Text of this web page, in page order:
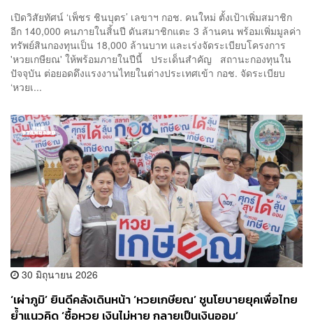
เปิดวิสัยทัศน์ ‘เพ็ชร ชินบุตร’ เลขาฯ กอช. คนใหม่ ตั้งเป้าเพิ่มสมาชิก
อีก 140,000 คนภายในสิ้นปี ดันสมาชิกแตะ 3 ล้านคน พร้อมเพิ่มมูลค่า
ทรัพย์สินกองทุนเป็น 18,000 ล้านบาท และเร่งจัดระเบียบโครงการ
'หวยเกษียณ' ให้พร้อมภายในปีนี้ ประเด็นสำคัญ สถานะกองทุนใน
ปัจจุบัน ต่อยอดดึงแรงงานไทยในต่างประเทศเข้า กอช. จัดระเบียบ
‘หวยเ...
30 มิถุนายน 2026
‘เผ่าภูมิ’ ยินดีคลังเดินหน้า ‘หวยเกษียณ’ ชูนโยบายยุคเพื่อไทย
ย้ำแนวคิด ‘ซื้อหวย เงินไม่หาย กลายเป็นเงินออม’